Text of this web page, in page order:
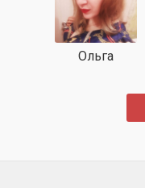
Ольга